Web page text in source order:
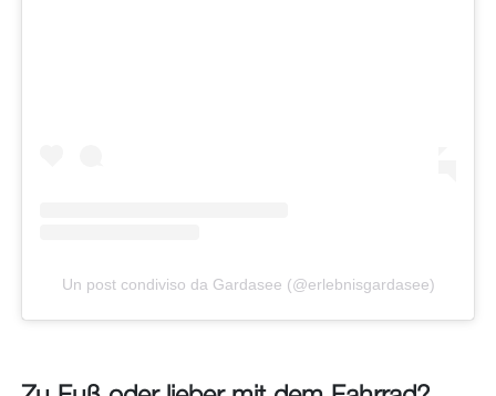
Un post condiviso da Gardasee (@erlebnisgardasee)